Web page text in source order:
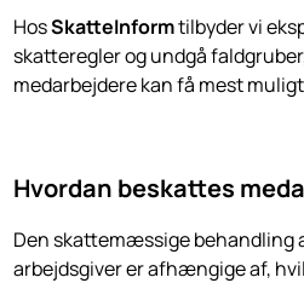
HosSkatteInformtilbyder vi
skatteregler og undgå
medarbejdere kan få mest
Hvordan beskattes
Den skattemæssige behandling
arbejdsgiver er afhængige af,